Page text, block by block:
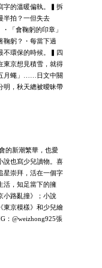
字的溫暖偏執。▍拆
半拍？一但失去
「會鞠躬的印章」
鞠躬？・每當下過
不環保的時候。▍四
東京想見積雪，就得
月蠅」……日文中關
明，秋天總被曖昧帶
的新潮繁華，也愛
說也寫少兒讀物。喜
星崇拜，活在一個字
活，知足當下的擁
小路亂撞》；小說
東京模樣》和少兒繪
：@weizhong925張